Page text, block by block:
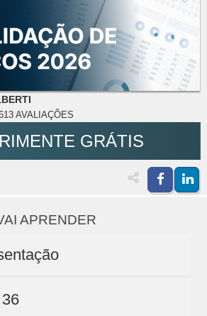
AVALIAÇÕES
GRÁTIS
APRENDER